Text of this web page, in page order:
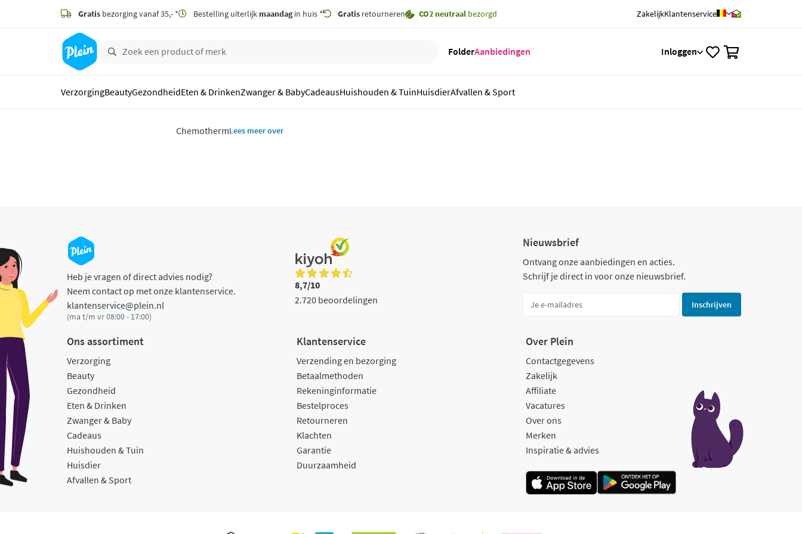
zoeken
hoofdinhoud
Gratis bezorging vanaf 35,- * Bestelling uiterlijk maandagin huis * Gratis retourneren CO2 neutraal bezorgd ZakelijkKlantenservice
FolderAanbiedingen Inloggen
VerzorgingBeautyGezondheidEten & DrinkenZwanger & BabyCadeausHuishouden & TuinHuisdierAfvallen & Sport
ChemothermLees meer over
Heb je vragen of direct advies nodig?
Neem contact op met onze klantenservice.
klantenservice@plein.nl
(ma t/m vr 08:00 - 17:00)
8,7/10
2.720 beoordelingen
Nieuwsbrief
Ontvang onze aanbiedingen en acties.
Schrijf je direct in voor onze nieuwsbrief.
Inschrijven
Ons assortiment
Verzorging
Beauty
Gezondheid
Eten & Drinken
Zwanger & Baby
Cadeaus
Huishouden & Tuin
Huisdier
Afvallen & Sport
Klantenservice
Verzending en bezorging
Betaalmethoden
Rekeninginformatie
Bestelproces
Retourneren
Klachten
Garantie
Duurzaamheid
Over Plein
Contactgegevens
Zakelijk
Affiliate
Vacatures
Over ons
Merken
Inspiratie & advies